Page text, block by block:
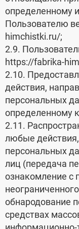
определенному
Пользователю
himchistki.ru/;
2.9.
https://fabrika-
2.10.
действия,
персональных
определенному
2.11.
любые
персональных
лиц (передача
ознакомление с
обнародование
средствах